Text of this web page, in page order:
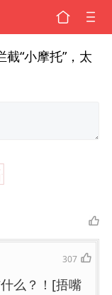
“小摩托”，太
307
么？！[捂嘴